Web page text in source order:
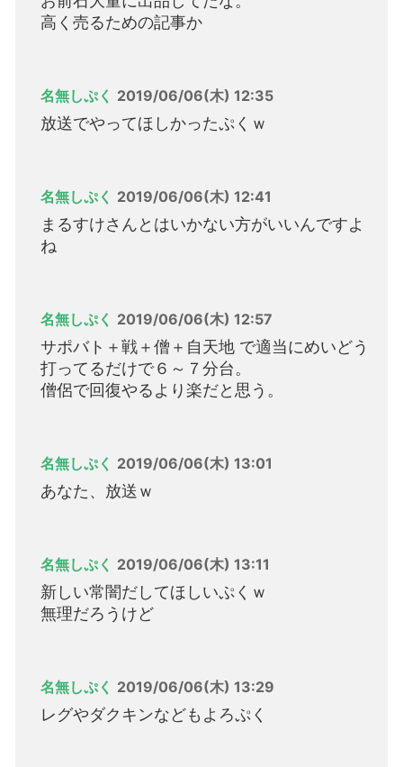
高く売るための記事か
名無しぷく 2019/06/06(木) 12:35
放送でやってほしかったぷくｗ
名無しぷく 2019/06/06(木) 12:41
まるすけさんとはいかない方がいいんですよ
ね
名無しぷく 2019/06/06(木) 12:57
サポバト＋戦＋僧＋自天地 で適当にめいどう
打ってるだけで６～７分台。
僧侶で回復やるより楽だと思う。
名無しぷく 2019/06/06(木) 13:01
あなた、放送ｗ
名無しぷく 2019/06/06(木) 13:11
新しい常闇だしてほしいぷくｗ
無理だろうけど
名無しぷく 2019/06/06(木) 13:29
レグやダクキンなどもよろぷく